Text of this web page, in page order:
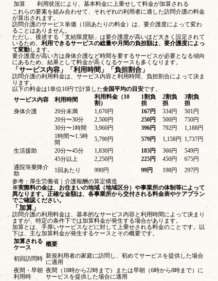
加算
利用状況により、基本料金に上乗せして料金が加算される
これらの要素を組み合わせて、それぞれの利用者に適した訪問介護の料金
が算出されます。
訪問介護のサービス単価（1回あたりの料金）は、要介護度によって変わ
ることはありません。
ただし、後述する「支給限度額」は要介護度が高いほど大きく設定されて
いるため、 利用できるサービスの総量や月間の負担額は、要介護度によっ
て変動します。
要介護度が高い方は身体介護など時間を要するサービスが必要となる傾向
にあるため、結果として料金が高くなるケースも多くなります。
「サービス内容」「利用時間」「負担割合」
訪問介護の利用料金は、サービス内容と利用時間、負担割合によって決ま
ります。
以下の料金は1単位10円で計算した全国平均の目安です。
サービス内容
利用時間
利用料金（10
割）
1割負
担
2割負
担
3割負
担
身体介護
20分未満 1,670円 167円 334円
501円
20分〜30分
2,500円 250円 500円
750円
30分〜1時間
3,960円 396円 792円
1,188円
1時間〜1.5時
間
5,790円 579円 1,158円
1,737円
生活援助
20分〜45分 1,830円 183円 366円
549円
45分以上
2,250円 225円 450円
675円
通院等乗降介
助
1回あたり 990円 99円 198円
297円
参考： 厚生労働省｜介護報酬の算定構造
※実際料の金は、お住まいの地域（地域区分）や事業所の体制等によって
異なります。正確な金額は、各事業所から交付される料金表やケアプラン
でご確認ください。
「加算」
訪問介護の利用料金は、基本的なサービス内容と利用時間によって決まり
ますが、特定の条件下では加算料金が発生する場合があります。
加算とは、手厚いサービスなどに対して上乗せされる料金のことです。以
下は、主な加算料金が発生するケースとその概要です。
加算される
ケース
概要
初回訪問時 新規利用者の家庭に訪問し、初めてサービスを提供した場合
に適用
夜間・早朝
利用時
夜間（18時から22時まで）または早朝（6時から8時まで）に
サービスを提供した場合に適用